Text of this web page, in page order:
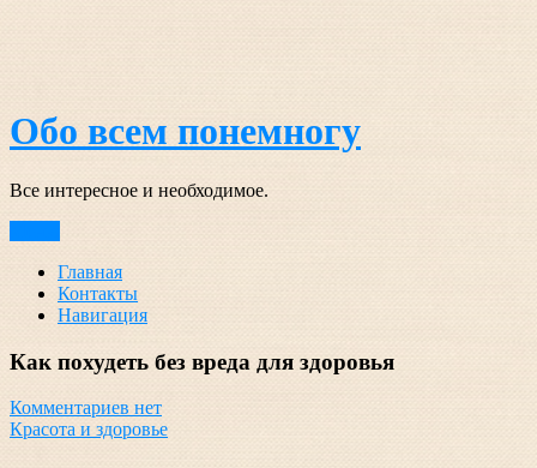
Обо всем понемногу
Все интересное и необходимое.
Главная
Контакты
Навигация
Как похудеть без вреда для здоровья
Комментариев нет
Красота и здоровье